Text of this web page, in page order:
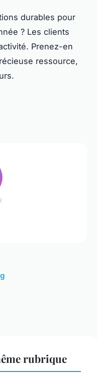
durables pour
? Les clients
Prenez-en
ressource,
rubrique